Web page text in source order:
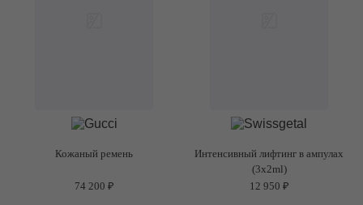
Кожаный ремень
74 200 ₽
Интенсивный лифтинг в ампулах
(3x2ml)
12 950 ₽